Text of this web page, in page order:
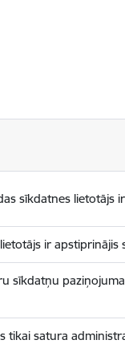
sīkdatnes lietotājs
ir
sīkdatņu
tikai satura